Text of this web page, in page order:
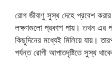
রোগ জীবাণু সুস্থ দেহে প্রবেশ
লক্ষণগুলো প্রকাশ পায়। তখন এর
কিছুদিনের মধ্যেই মিলিয়ে যায়।
পর্যন্ত রোগী আপাতদৃষ্টিতে সুস্থ